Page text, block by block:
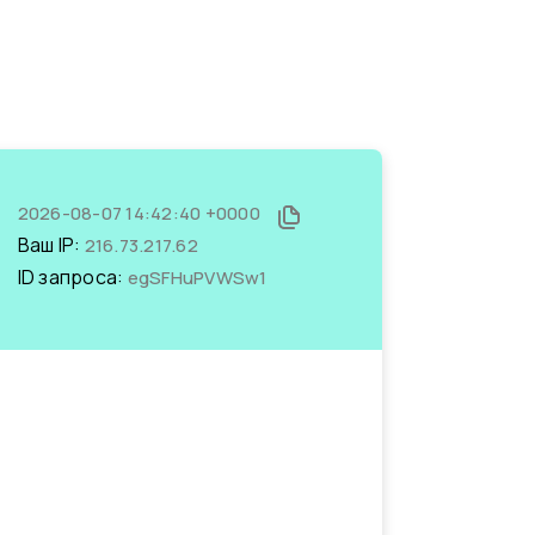
2026-08-07 14:42:40 +0000
Ваш IP: 216.73.217.62
ID запроса: egSFHuPVWSw1